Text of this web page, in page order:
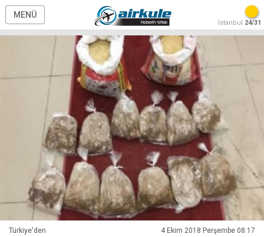
MENÜ
İstanbul 24/31
Türkiye'den 4 Ekim 2018 Perşembe 08:17